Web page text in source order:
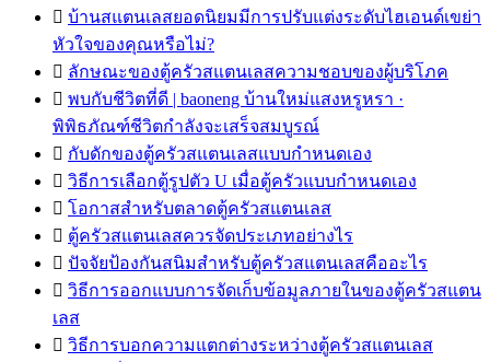
 บ้านสแตนเลสยอดนิยมมีการปรับแต่งระดับไฮเอนด์เขย่า
หัวใจของคุณหรือไม่?
 ลักษณะของตู้ครัวสแตนเลสความชอบของผู้บริโภค
 พบกับชีวิตที่ดี | baoneng บ้านใหม่แสงหรูหรา ·
พิพิธภัณฑ์ชีวิตกำลังจะเสร็จสมบูรณ์
 กับดักของตู้ครัวสแตนเลสแบบกำหนดเอง
 วิธีการเลือกตู้รูปตัว U เมื่อตู้ครัวแบบกำหนดเอง
 โอกาสสำหรับตลาดตู้ครัวสแตนเลส
 ตู้ครัวสแตนเลสควรจัดประเภทอย่างไร
 ปัจจัยป้องกันสนิมสำหรับตู้ครัวสแตนเลสคืออะไร
 วิธีการออกแบบการจัดเก็บข้อมูลภายในของตู้ครัวสแตน
เลส
 วิธีการบอกความแตกต่างระหว่างตู้ครัวสแตนเลส